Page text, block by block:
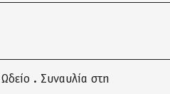
. Συναυλία στη